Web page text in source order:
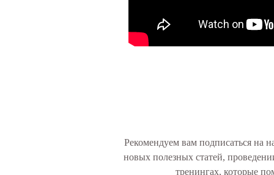
Рекомендуем вам подписаться на
новых полезных статей,
тренингах, которые